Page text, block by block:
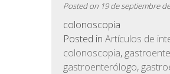
Posted on 19 de septiembre
colonoscopia
Posted in Artículos de
colonoscopia,
gastroenterólogo,